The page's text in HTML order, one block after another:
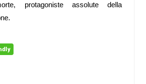
protagoniste assolute della